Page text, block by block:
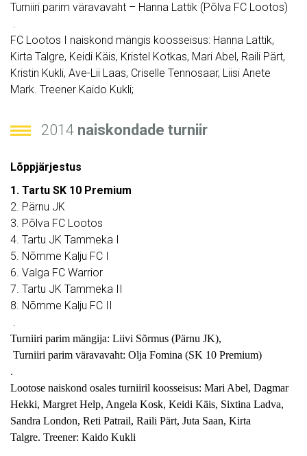
Turniiri parim väravavaht – Hanna Lattik (Põlva FC Lootos)
.
FC Lootos I naiskond mängis koosseisus: Hanna Lattik,
Kirta Talgre, Keidi Käis, Kristel Kotkas, Mari Abel, Raili Pärt,
Kristin Kukli, Ave-Lii Laas, Criselle Tennosaar, Liisi Anete
Mark. Treener Kaido Kukli;
2014 naiskondade turniir
Lõppjärjestus
1. Tartu SK 10 Premium
2. Pärnu JK
3. Põlva FC Lootos
4. Tartu JK Tammeka I
5. Nõmme Kalju FC I
6. Valga FC Warrior
7. Tartu JK Tammeka II
8. Nõmme Kalju FC II
.
Turniiri parim mängija: Liivi Sõrmus (Pärnu JK),
Turniiri parim väravavaht: Olja Fomina (SK 10 Premium)
.
Lootose naiskond osales turniiril koosseisus: Mari Abel, Dagmar
Hekki, Margret Help, Angela Kosk, Keidi Käis, Sixtina Ladva,
Sandra London, Reti Patrail, Raili Pärt, Juta Saan, Kirta
Talgre. Treener: Kaido Kukli